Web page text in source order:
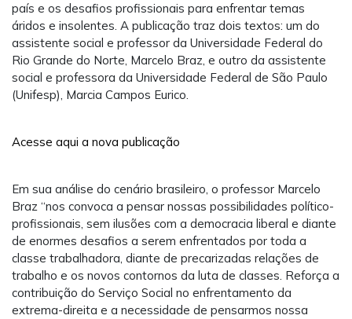
país e os desafios profissionais para enfrentar temas
áridos e insolentes. A publicação traz dois textos: um do
assistente social e professor da Universidade Federal do
Rio Grande do Norte, Marcelo Braz, e outro da assistente
social e professora da Universidade Federal de São Paulo
(Unifesp), Marcia Campos Eurico.
Acesse aqui a nova publicação
Em sua análise do cenário brasileiro, o professor Marcelo
Braz “nos convoca a pensar nossas possibilidades político-
profissionais, sem ilusões com a democracia liberal e diante
de enormes desafios a serem enfrentados por toda a
classe trabalhadora, diante de precarizadas relações de
trabalho e os novos contornos da luta de classes. Reforça a
contribuição do Serviço Social no enfrentamento da
extrema-direita e a necessidade de pensarmos nossa